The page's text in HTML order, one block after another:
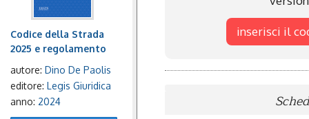
Codice della Strada
2025 e regolamento
autore: Dino De Paolis
editore: Legis Giuridica
anno: 2024
inserisci il